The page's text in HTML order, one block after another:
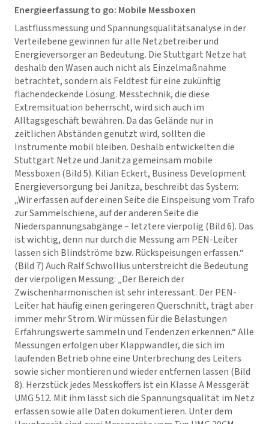
Energieerfassung to go: Mobile Messboxen
Lastflussmessung und Spannungsqualitätsanalyse in der
Verteilebene gewinnen für alle Netzbetreiber und
Energieversorger an Bedeutung. Die Stuttgart Netze hat
deshalb den Wasen auch nicht als Einzelmaßnahme
betrachtet, sondern als Feldtest für eine zukünftig
flächendeckende Lösung. Messtechnik, die diese
Extremsituation beherrscht, wird sich auch im
Alltagsgeschäft bewähren. Da das Gelände nur in
zeitlichen Abständen genutzt wird, sollten die
Instrumente mobil bleiben. Deshalb entwickelten die
Stuttgart Netze und Janitza gemeinsam mobile
Messboxen (Bild 5). Kilian Eckert, Business Development
Energieversorgung bei Janitza, beschreibt das System:
„Wir erfassen auf der einen Seite die Einspeisung vom Trafo
zur Sammelschiene, auf der anderen Seite die
Niederspannungsabgänge – letztere vierpolig (Bild 6). Das
ist wichtig, denn nur durch die Messung am PEN-Leiter
lassen sich Blindströme bzw. Rückspeisungen erfassen.“
(Bild 7) Auch Ralf Schwollius unterstreicht die Bedeutung
der vierpoligen Messung: „Der Bereich der
Zwischenharmonischen ist sehr interessant. Der PEN-
Leiter hat häufig einen geringeren Querschnitt, trägt aber
immer mehr Strom. Wir müssen für die Belastungen
Erfahrungswerte sammeln und Tendenzen erkennen.“ Alle
Messungen erfolgen über Klappwandler, die sich im
laufenden Betrieb ohne eine Unterbrechung des Leiters
sowie sicher montieren und wieder entfernen lassen (Bild
8). Herzstück jedes Messkoffers ist ein Klasse A Messgerät
UMG 512. Mit ihm lässt sich die Spannungsqualität im Netz
erfassen sowie alle Daten dokumentieren. Unter dem